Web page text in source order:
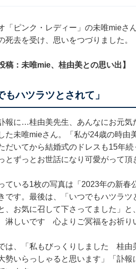
「ピンク・レディー」の未唯mieさ
死去を受け、思いをつづりました。
稿：未唯mie、桂由美との思い出】
もハツラツとされて」
報に…桂由美先生、あんなにお元
た未唯mieさん。「私が24歳の時由
だいてから結婚式のドレスも15年
とずっとお世話になり可愛がって
ている1枚の写真は「2023年の新
です。最後は、「いつでもハツラ
、お気に召して下さってました」
しいです 心よりご冥福をお祈り
は、「私もびっくりしました 桂由
勢いらっしゃると思います」「訃